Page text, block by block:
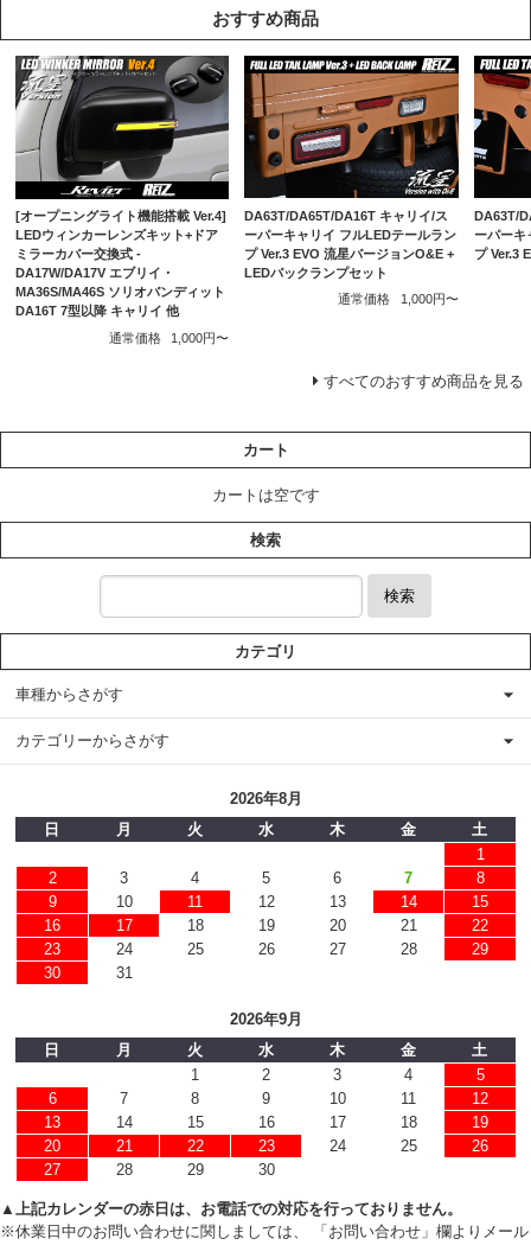
おすすめ商品
[オープニングライト機能搭載 Ver.4]
LEDウィンカーレンズキット+ドア
ミラーカバー交換式 -
DA17W/DA17V エブリイ・
MA36S/MA46S ソリオバンディット
DA16T 7型以降 キャリイ 他
通常価格
1,000円〜
DA63T/DA65T/DA16T キャリイ/ス
ーパーキャリイ フルLEDテールラン
プ Ver.3 EVO 流星バージョンO&E +
LEDバックランプセット
通常価格
1,000円〜
DA63T/
ーパーキ
プ Ver.3
すべてのおすすめ商品を見る
カート
カートは空です
検索
検索
カテゴリ
車種からさがす
カテゴリーからさがす
2026年8月
日
月 火 水 木 金
土
1
2
3 4 5 6 7
8
9
10 11 12 13 14
15
16
17 18 19 20 21
22
23
24 25 26 27 28
29
30
31
2026年9月
日
月 火 水 木 金
土
1
2 3 4
5
6
7 8 9 10 11
12
13
14 15 16 17 18
19
20
21 22 23 24 25
26
27
28 29 30
▲上記カレンダーの赤日は、お電話での対応を行っておりません。
※休業日中のお問い合わせに関しましては、 「お問い合わせ」欄よりメール